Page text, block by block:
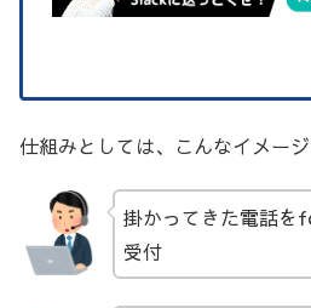
仕組みとしては、こんなイメージ
掛かってきた電話を
受付